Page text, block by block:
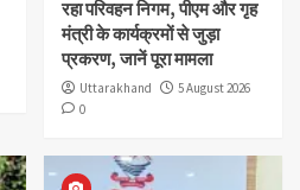
रहा परिवहन निगम, पीएम और गृह
मंत्री के कार्यक्रमों से जुड़ा
प्रकरण, जानें पूरा मामला
Uttarakhand
5 August 2026
0